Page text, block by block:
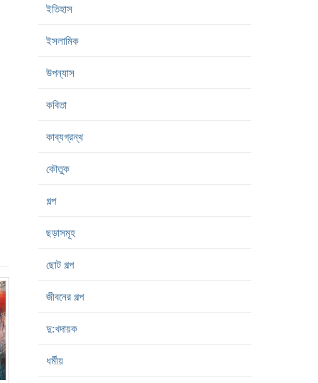
ইতিহাস
ইসলামিক
উপন্যাস
কবিতা
কাব্যগ্রন্থ
কৌতুক
গল্প
ছড়াসমূহ
ছোট গল্প
জীবনের গল্প
দু:খদায়ক
ধর্মীয়